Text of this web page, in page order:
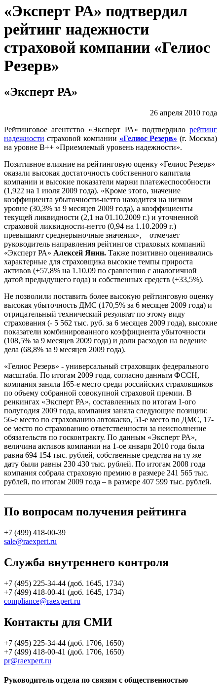
«Эксперт РА» подтвердил
рейтинг надежности
страховой компании «Гелиос
Резерв»
«Эксперт РА»
26 апреля 2010 года
Рейтинговое агентство «Эксперт РА» подтвердило рейтинг
надежности страховой компании «Гелиос Резерв» (г. Москва)
на уровне В++ «Приемлемый уровень надежности».
Позитивное влияние на рейтинговую оценку «Гелиос Резерв»
оказали высокая достаточность собственного капитала
компании и высокие показатели маржи платежеспособности
(1,922 на 1 июля 2009 года). «Кроме этого, значение
коэффициента убыточности-нетто находится на низком
уровне (30,3% за 9 месяцев 2009 года), а коэффициенты
текущей ликвидности (2,1 на 01.10.2009 г.) и уточненной
страховой ликвидности-нетто (0,94 на 1.10.2009 г.)
превышают среднерыночные значения», – отмечает
руководитель направления рейтингов страховых компаний
«Эксперт РА» Алексей Янин. Также позитивно оценивались
характерные для страховщика высокие темпы прироста
активов (+57,8% на 1.10.09 по сравнению с аналогичной
датой предыдущего года) и собственных средств (+33,5%).
Не позволили поставить более высокую рейтинговую оценку
высокая убыточность ДМС (170,5% за 6 месяцев 2009 года) и
отрицательный технический результат по этому виду
страхования (- 5 562 тыс. руб. за 6 месяцев 2009 года), высокие
показатели комбинированного коэффициента убыточности
(108,5% за 9 месяцев 2009 года) и доли расходов на ведение
дела (68,8% за 9 месяцев 2009 года).
«Гелиос Резерв» - универсальный страховщик федерального
масштаба. По итогам 2009 года, согласно данным ФССН,
компания заняла 165-е место среди российских страховщиков
по объему собранной совокупной страховой премии. В
ренкингах «Эксперт РА», составленных по итогам 1-ого
полугодия 2009 года, компания заняла следующие позиции:
56-е место по страхованию автокаско, 51-е место по ДМС, 17-
ое место по страхованию ответственности за неисполнение
обязательств по госконтракту. По данным «Эксперт РА»,
величина активов компании на 1-ое января 2010 года была
равна 694 154 тыс. рублей, собственные средства на ту же
дату были равны 230 430 тыс. рублей. По итогам 2008 года
компания собрала страховую премию в размере 241 565 тыс.
рублей, по итогам 2009 года – в размере 407 599 тыс. рублей.
По вопросам получения рейтинга
+7 (499) 418-00-39
sale@raexpert.ru
Служба внутреннего контроля
+7 (495) 225-34-44 (доб. 1645, 1734)
+7 (499) 418-00-41 (доб. 1645, 1734)
compliance@raexpert.ru
Контакты для СМИ
+7 (495) 225-34-44 (доб. 1706, 1650)
+7 (499) 418-00-41 (доб. 1706, 1650)
pr@raexpert.ru
Руководитель отдела по связям с общественностью